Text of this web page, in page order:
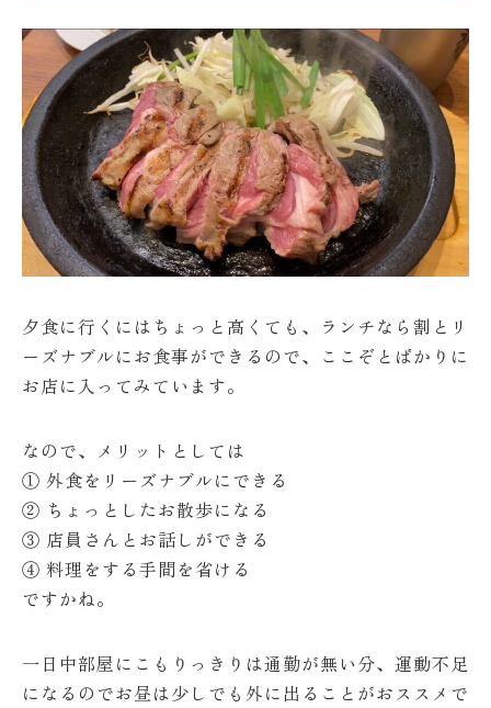
夕食に行くにはちょっと高くても、ランチなら割とリ
ーズナブルにお食事ができるので、ここぞとばかりに
お店に入ってみています。
なので、メリットとしては
① 外食をリーズナブルにできる
② ちょっとしたお散歩になる
③ 店員さんとお話しができる
④ 料理をする手間を省ける
ですかね。
一日中部屋にこもりっきりは通勤が無い分、運動不足
になるのでお昼は少しでも外に出ることがおススメで